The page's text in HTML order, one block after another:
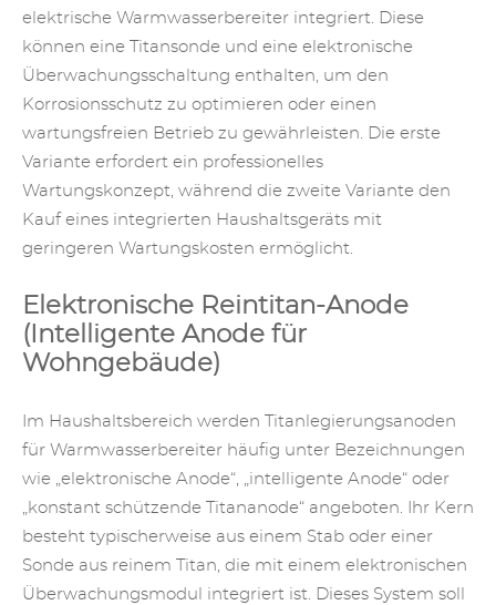
elektrische Warmwasserbereiter integriert. Diese
können eine Titansonde und eine elektronische
Überwachungsschaltung enthalten, um den
Korrosionsschutz zu optimieren oder einen
wartungsfreien Betrieb zu gewährleisten. Die erste
Variante erfordert ein professionelles
Wartungskonzept, während die zweite Variante den
Kauf eines integrierten Haushaltsgeräts mit
geringeren Wartungskosten ermöglicht.
Elektronische Reintitan-Anode
(Intelligente Anode für
Wohngebäude)
Im Haushaltsbereich werden Titanlegierungsanoden
für Warmwasserbereiter häufig unter Bezeichnungen
wie „elektronische Anode“, „intelligente Anode“ oder
„konstant schützende Titananode“ angeboten. Ihr Kern
besteht typischerweise aus einem Stab oder einer
Sonde aus reinem Titan, die mit einem elektronischen
Überwachungsmodul integriert ist. Dieses System soll